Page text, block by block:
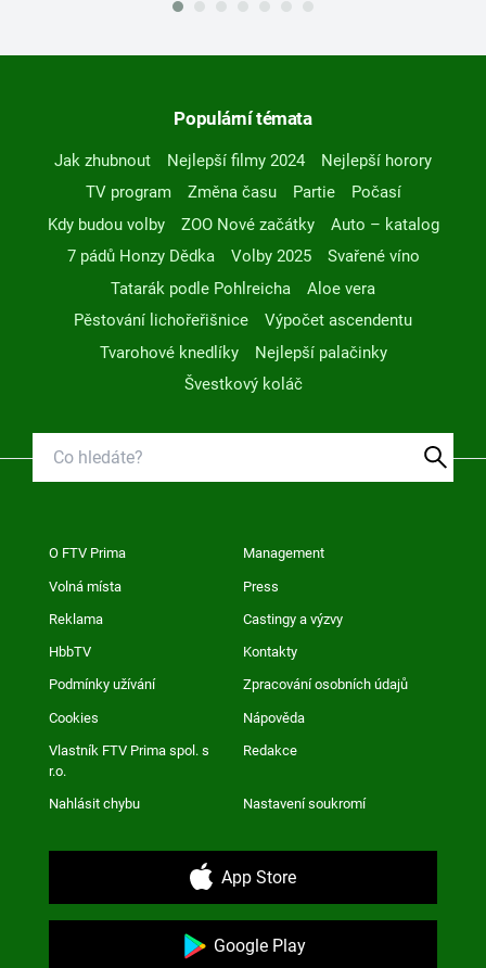
Populární témata
Jak zhubnout Nejlepší filmy 2024
Nejlepší horory
TV program
Změna času Partie
Počasí
Kdy budou volby
ZOO Nové začátky
Auto – katalog
7 pádů Honzy Dědka
Volby 2025
Svařené víno
Tatarák podle Pohlreicha
Aloe vera
Pěstování lichořeřišnice
Výpočet ascendentu
Tvarohové knedlíky
Nejlepší palačinky
Švestkový koláč
O FTV Prima Management
Volná místa Press
Reklama Castingy a výzvy
HbbTV Kontakty
Podmínky užívání Zpracování osobních údajů
Cookies Nápověda
Vlastník FTV Prima spol. s
r.o.
Redakce
Nahlásit chybu Nastavení soukromí
App Store
Google Play